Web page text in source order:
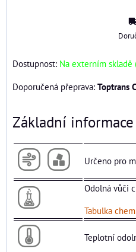
Dostupnost: Na externím skladě
Toptrans
Základní informace
Určeno pro
Odolná vůči
Tabulka
Teplotní